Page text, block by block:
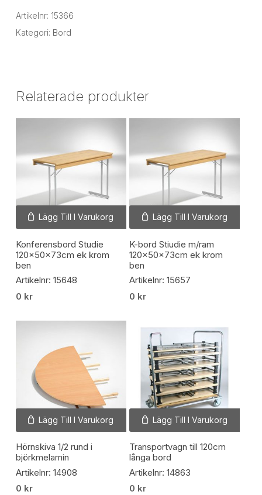
Artikelnr: 15366
Kategori: Bord
Relaterade produkter
Lägg Till I Varukorg
Konferensbord Studie
120x50x73cm ek krom
ben
Artikelnr: 15648
0 kr
Lägg Till I Varukorg
K-bord Stiudie m/ram
120x50x73cm ek krom
ben
Artikelnr: 15657
0 kr
Lägg Till I Varukorg
Hörnskiva 1/2 rund i
björkmelamin
Artikelnr: 14908
0 kr
Lägg Till I Varukorg
Transportvagn till 120cm
långa bord
Artikelnr: 14863
0 kr